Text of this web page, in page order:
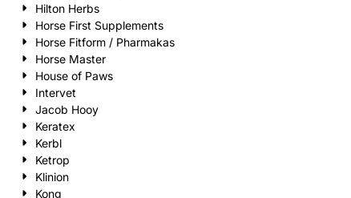
Hilton Herbs
Horse First Supplements
Horse Fitform / Pharmakas
Horse Master
House of Paws
Intervet
Jacob Hooy
Keratex
Kerbl
Ketrop
Klinion
Kong